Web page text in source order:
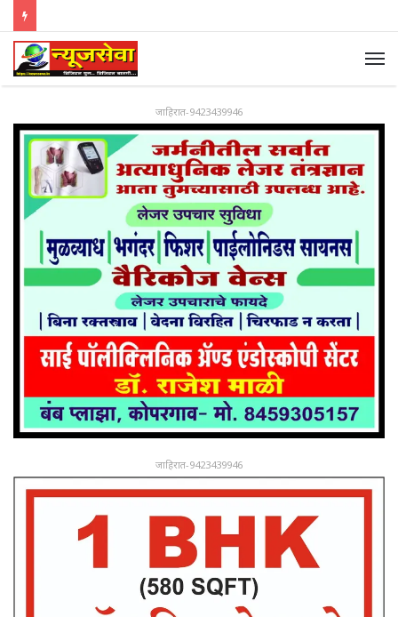
जाहिरात-9423439946
जाहिरात-9423439946